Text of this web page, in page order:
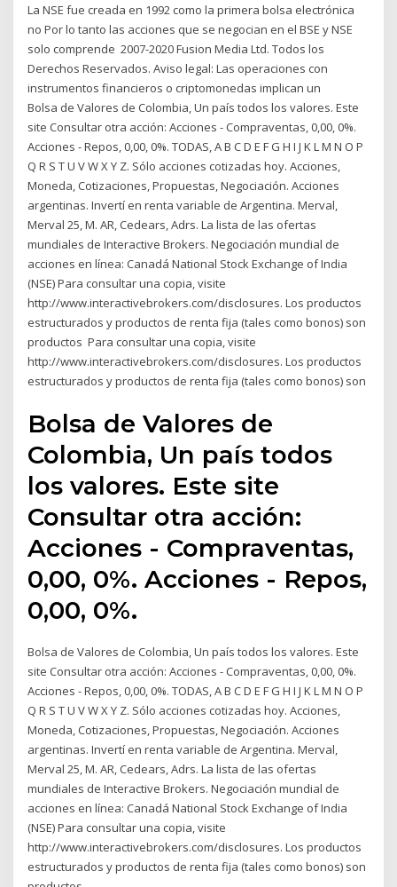
La NSE fue creada en 1992 como la primera bolsa electrónica
no Por lo tanto las acciones que se negocian en el BSE y NSE
solo comprende 2007-2020 Fusion Media Ltd. Todos los
Derechos Reservados. Aviso legal: Las operaciones con
instrumentos financieros o criptomonedas implican un
Bolsa de Valores de Colombia, Un país todos los valores. Este
site Consultar otra acción: Acciones - Compraventas, 0,00, 0%.
Acciones - Repos, 0,00, 0%. TODAS, A B C D E F G H I J K L M N O P
Q R S T U V W X Y Z. Sólo acciones cotizadas hoy. Acciones,
Moneda, Cotizaciones, Propuestas, Negociación. Acciones
argentinas. Invertí en renta variable de Argentina. Merval,
Merval 25, M. AR, Cedears, Adrs. La lista de las ofertas
mundiales de Interactive Brokers. Negociación mundial de
acciones en línea: Canadá National Stock Exchange of India
(NSE) Para consultar una copia, visite
http://www.interactivebrokers.com/disclosures. Los productos
estructurados y productos de renta fija (tales como bonos) son
productos Para consultar una copia, visite
http://www.interactivebrokers.com/disclosures. Los productos
estructurados y productos de renta fija (tales como bonos) son
Bolsa de Valores de
Colombia, Un país todos
los valores. Este site
Consultar otra acción:
Acciones - Compraventas,
0,00, 0%. Acciones - Repos,
0,00, 0%.
Bolsa de Valores de Colombia, Un país todos los valores. Este
site Consultar otra acción: Acciones - Compraventas, 0,00, 0%.
Acciones - Repos, 0,00, 0%. TODAS, A B C D E F G H I J K L M N O P
Q R S T U V W X Y Z. Sólo acciones cotizadas hoy. Acciones,
Moneda, Cotizaciones, Propuestas, Negociación. Acciones
argentinas. Invertí en renta variable de Argentina. Merval,
Merval 25, M. AR, Cedears, Adrs. La lista de las ofertas
mundiales de Interactive Brokers. Negociación mundial de
acciones en línea: Canadá National Stock Exchange of India
(NSE) Para consultar una copia, visite
http://www.interactivebrokers.com/disclosures. Los productos
estructurados y productos de renta fija (tales como bonos) son